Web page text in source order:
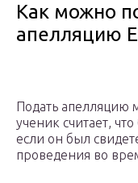
Как можно
апелляцию
Подать апелляцию
ученик считает,
если он был
проведения во